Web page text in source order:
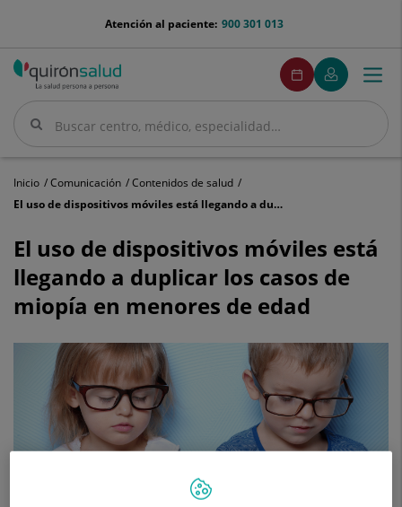
menu-
900 301 013
Atención al paciente:
Buscar
Buscar
menuPedirCita
Pedir
cita
Mi
Quirónsalud
Menú
Inicio Comunicación
Contenidos de salud
El uso de dispositivos móviles está llegando a duplicar los casos de miopía en menores de edad
uso
de
dispositivos
móviles
está
duplicar
miopía
en
El uso de dispositivos móviles está
llegando a duplicar los casos de
miopía en menores de edad